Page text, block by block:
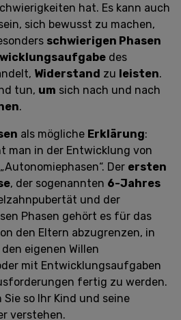
hat. Es kann auch
sich bewusst zu machen,
schwierigen Phasen
des
Widerstand zu leisten.
tun, um sich nach und nach
.
als mögliche Erklärung:
man in der Entwicklung von
Der ersten
, der sogenannten 6-Jahres
und der
Phasen gehört es für das
den Eltern abzugrenzen, in
eigenen Willen
mit Entwicklungsaufgaben
fertig zu werden.
so Ihr Kind und seine
verstehen.